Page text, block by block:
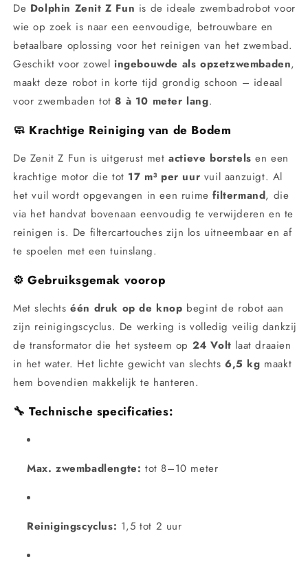
De Dolphin Zenit Z Fun is de ideale zwembadrobot voor
wie op zoek is naar een eenvoudige, betrouwbare en
betaalbare oplossing voor het reinigen van het zwembad.
Geschikt voor zowel ingebouwde als opzetzwembaden,
maakt deze robot in korte tijd grondig schoon – ideaal
voor zwembaden tot8 à 10 meter lang.
🧼 Krachtige Reiniging van de Bodem
De Zenit Z Fun is uitgerust metactieve borstels en een
krachtige motor die tot 17 m³ per uur vuil aanzuigt. Al
het vuil wordt opgevangen in een ruimefiltermand, die
via het handvat bovenaan eenvoudig te verwijderen en te
reinigen is. De filtercartouches zijn los uitneembaar en af
te spoelen met een tuinslang.
⚙️Gebruiksgemak voorop
Met slechtséén druk op de knop begint de robot aan
zijn reinigingscyclus. De werking is volledig veilig dankzij
de transformator die het systeem op 24 Volt laat draaien
in het water. Het lichte gewicht van slechts6,5 kg maakt
hem bovendien makkelijk te hanteren.
🔧Technische specificaties:
Max. zwembadlengte: tot 8–10 meter
Reinigingscyclus: 1,5 tot 2 uur